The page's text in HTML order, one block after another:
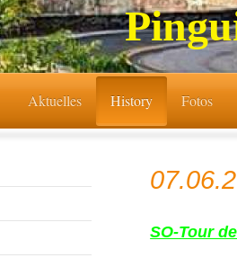
Aktuelles History Fotos
SO-Tour